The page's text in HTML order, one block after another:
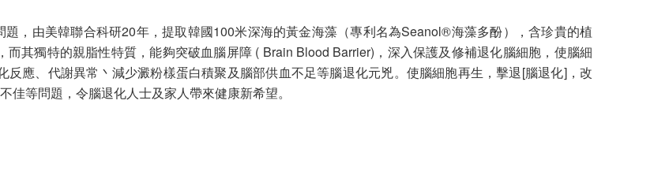
，由美韓聯合科研20年，提取韓國100米深海的黃金海藻（專利名為Seanol®海藻多酚），含珍貴的植
其獨特的親脂性特質，能夠突破血腦屏障 ( Brain Blood Barrier)，深入保護及修補退化腦細胞，使腦細
應、代謝異常丶減少澱粉樣蛋白積聚及腦部供血不足等腦退化元兇。使腦細胞再生，擊退[腦退化]，改
等問題，令腦退化人士及家人帶來健康新希望。